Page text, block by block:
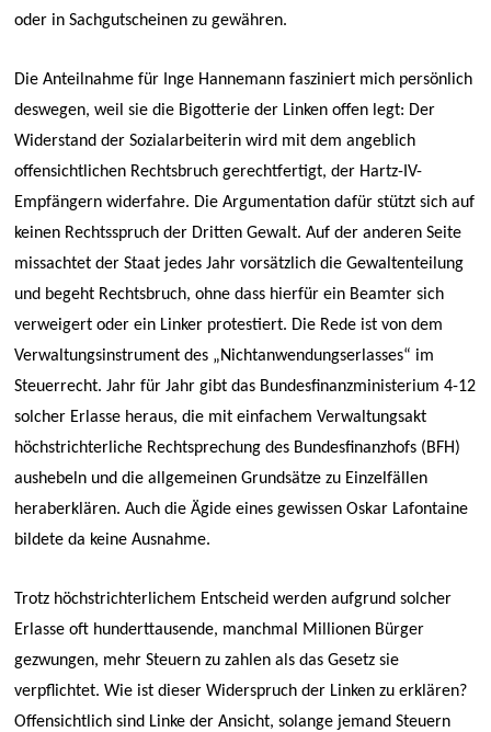
oder in Sachgutscheinen zu gewähren.
Die Anteilnahme für Inge Hannemann fasziniert mich persönlich
deswegen, weil sie die Bigotterie der Linken offen legt: Der
Widerstand der Sozialarbeiterin wird mit dem angeblich
offensichtlichen Rechtsbruch gerechtfertigt, der Hartz-IV-
Empfängern widerfahre. Die Argumentation dafür stützt sich auf
keinen Rechtsspruch der Dritten Gewalt. Auf der anderen Seite
missachtet der Staat jedes Jahr vorsätzlich die Gewaltenteilung
und begeht Rechtsbruch, ohne dass hierfür ein Beamter sich
verweigert oder ein Linker protestiert. Die Rede ist von dem
Verwaltungsinstrument des „Nichtanwendungserlasses“ im
Steuerrecht. Jahr für Jahr gibt das Bundesfinanzministerium 4-12
solcher Erlasse heraus, die mit einfachem Verwaltungsakt
höchstrichterliche Rechtsprechung des Bundesfinanzhofs (BFH)
aushebeln und die allgemeinen Grundsätze zu Einzelfällen
heraberklären. Auch die Ägide eines gewissen Oskar Lafontaine
bildete da keine Ausnahme.
Trotz höchstrichterlichem Entscheid werden aufgrund solcher
Erlasse oft hunderttausende, manchmal Millionen Bürger
gezwungen, mehr Steuern zu zahlen als das Gesetz sie
verpflichtet. Wie ist dieser Widerspruch der Linken zu erklären?
Offensichtlich sind Linke der Ansicht, solange jemand Steuern